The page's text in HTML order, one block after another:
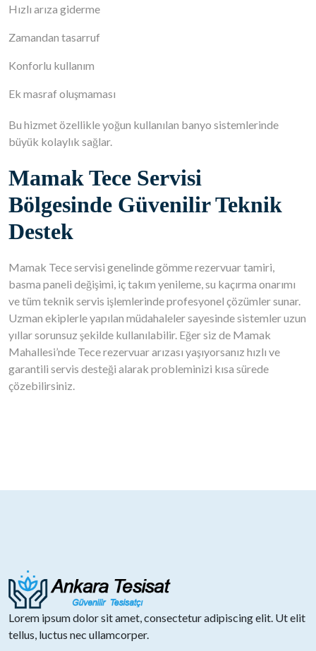
Hızlı arıza giderme
Zamandan tasarruf
Konforlu kullanım
Ek masraf oluşmaması
Bu hizmet özellikle yoğun kullanılan banyo sistemlerinde
büyük kolaylık sağlar.
Mamak Tece Servisi
Bölgesinde Güvenilir Teknik
Destek
Mamak Tece servisi genelinde gömme rezervuar tamiri,
basma paneli değişimi, iç takım yenileme, su kaçırma onarımı
ve tüm teknik servis işlemlerinde profesyonel çözümler sunar.
Uzman ekiplerle yapılan müdahaleler sayesinde sistemler uzun
yıllar sorunsuz şekilde kullanılabilir. Eğer siz de Mamak
Mahallesi’nde Tece rezervuar arızası yaşıyorsanız hızlı ve
garantili servis desteği alarak probleminizi kısa sürede
çözebilirsiniz.
Lorem ipsum dolor sit amet, consectetur adipiscing elit. Ut elit
tellus, luctus nec ullamcorper.